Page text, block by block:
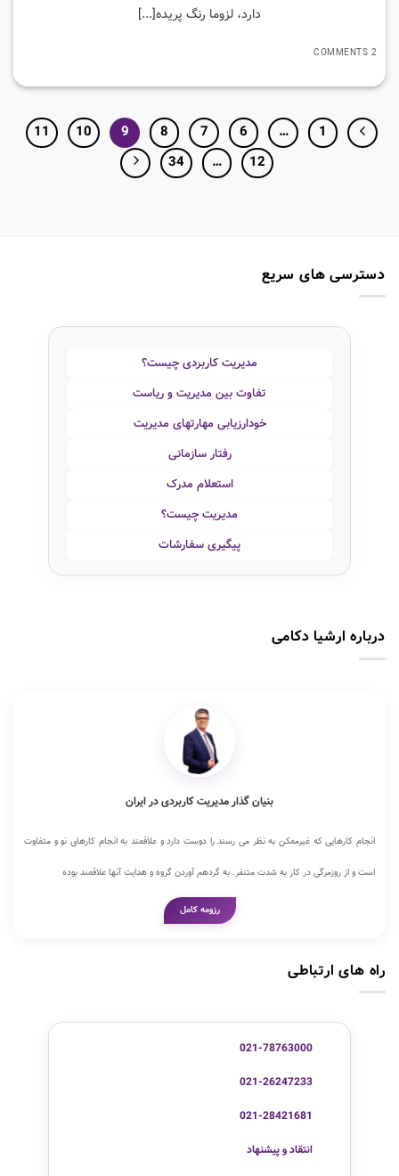
دارد، لزوما رنگ پریده[...]
2 COMMENTS
1
…
6
7
8
9
10
11
12
…
34
دسترسی های سریع
مدیریت کاربردی چیست؟
تفاوت بین مدیریت و ریاست
خودارزیابی مهارتهای مدیریت
رفتار سازمانی
استعلام مدرک
مدیریت چیست؟
پیگیری سفارشات
درباره ارشیا دکامی
بنیان گذار مدیریت کاربردی در ایران
انجام کارهایی که غیرممکن به نظر می رسند را دوست دارد و علاقمند به انجام کارهای نو و متفاوت
است و از روزمرگی در کار به شدت متنفر. به گردهم آوردن گروه و هدایت آنها علاقمند بوده
رزومه کامل
راه های ارتباطی
021-78763000
021-26247233
021-28421681
انتقاد و پیشنهاد